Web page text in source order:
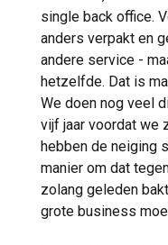
single back office.
anders verpakt en
andere service -
hetzelfde. Dat is
We doen nog veel
vijf jaar voordat we
hebben de neiging
manier om dat
zolang geleden
grote business